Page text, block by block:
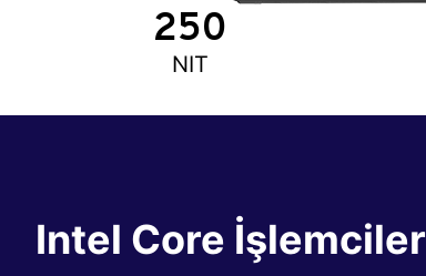
250
NIT
Intel Core İşlemciler